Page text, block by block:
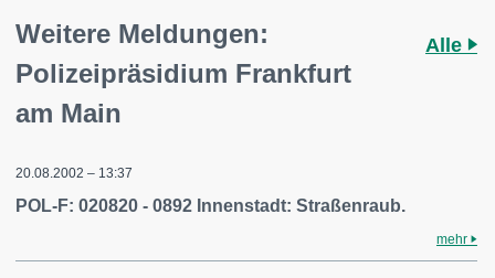
Weitere Meldungen:
Polizeipräsidium Frankfurt
am Main
Alle
20.08.2002 – 13:37
POL-F: 020820 - 0892 Innenstadt: Straßenraub.
mehr